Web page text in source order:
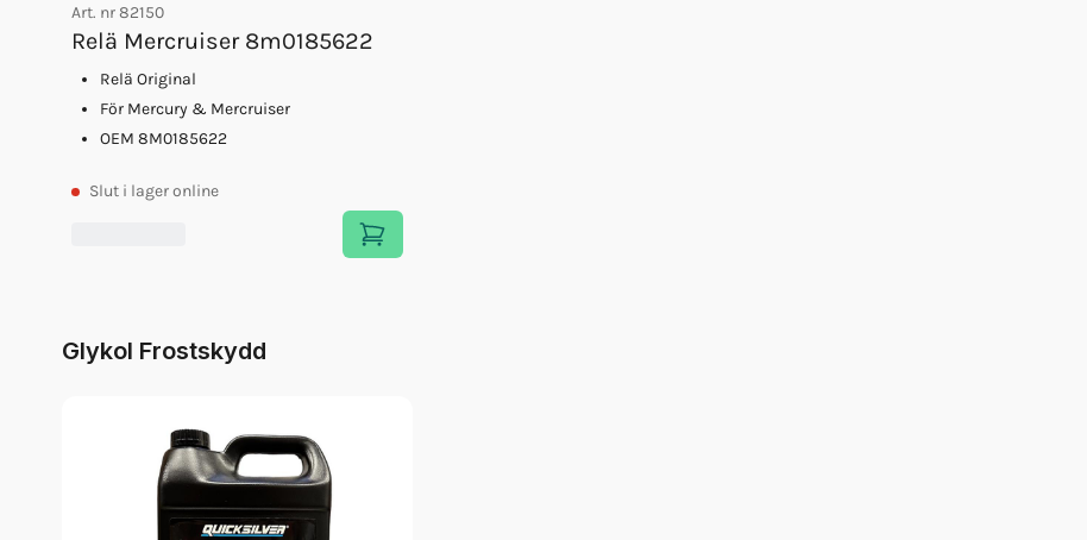
Art. nr82150
Relä Mercruiser 8m0185622
Relä Original
För Mercury & Mercruiser
OEM 8M0185622
Slut i lager online
Glykol Frostskydd